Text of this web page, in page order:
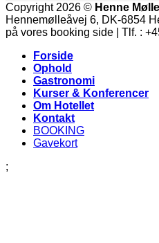
Copyright 2026 © Henne
Hennemølleåvej 6, DK-6854
på vores booking side | Tlf. :
Forside
Ophold
Gastronomi
Kurser & Konferencer
Om Hotellet
Kontakt
BOOKING
Gavekort
;